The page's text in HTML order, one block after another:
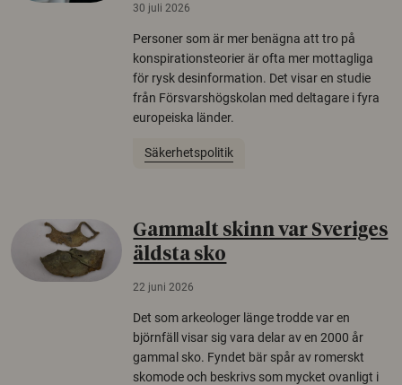
30 juli 2026
Personer som är mer benägna att tro på
konspirationsteorier är ofta mer mottagliga
för rysk desinformation. Det visar en studie
från Försvarshögskolan med deltagare i fyra
europeiska länder.
Säkerhetspolitik
Gammalt skinn var Sveriges
äldsta sko
22 juni 2026
Det som arkeologer länge trodde var en
björnfäll visar sig vara delar av en 2000 år
gammal sko. Fyndet bär spår av romerskt
skomode och beskrivs som mycket ovanligt i